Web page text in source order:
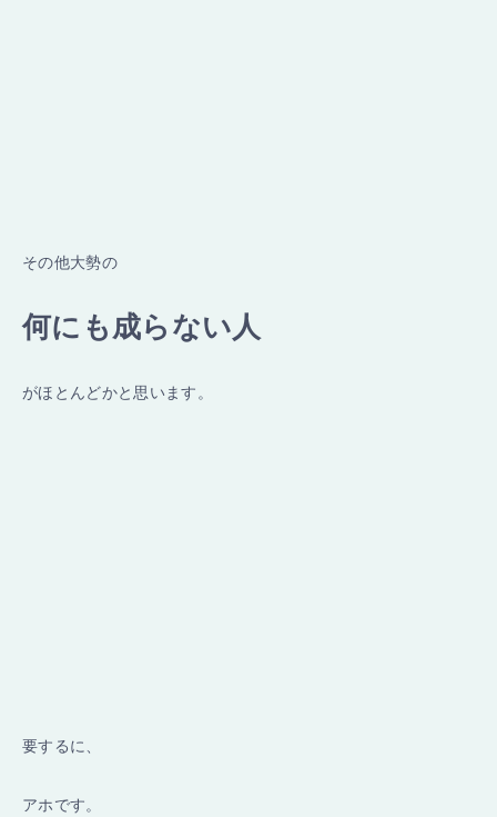
その他大勢の
何にも成らない人
がほとんどかと思います。
要するに、
アホです。